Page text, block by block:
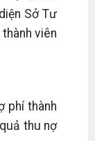
Sở Tư
viên
phí thành
thu nợ